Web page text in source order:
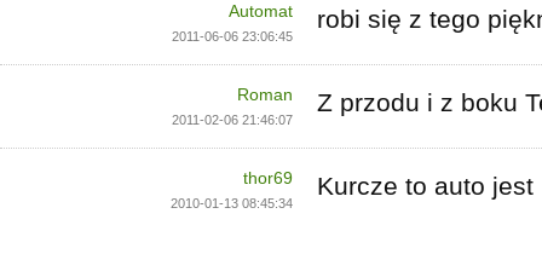
Automat
2011-06-06 23:06:45
robi się z tego
Roman
2011-02-06 21:46:07
Z przodu i z boku
thor69
2010-01-13 08:45:34
Kurcze to auto